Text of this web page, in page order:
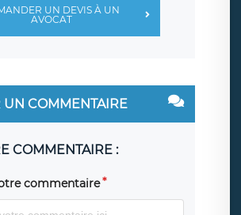
UN DEVIS À UN
AVOCAT
UN COMMENTAIRE
COMMENTAIRE :
commentaire